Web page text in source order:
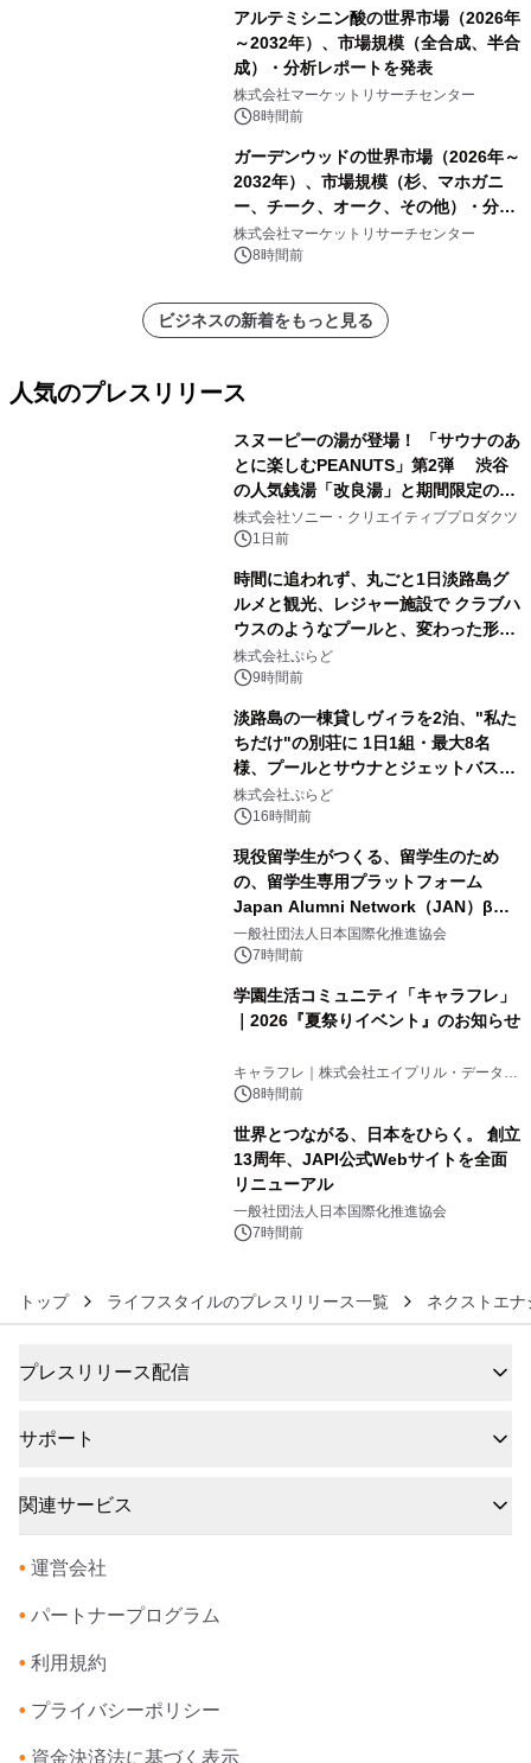
アルテミシニン酸の世界市場（2026年
～2032年）、市場規模（全合成、半合
成）・分析レポートを発表
株式会社マーケットリサーチセンター
8時間前
ガーデンウッドの世界市場（2026年～
2032年）、市場規模（杉、マホガニ
ー、チーク、オーク、その他）・分析
レポートを発表
株式会社マーケットリサーチセンター
8時間前
ビジネスの新着をもっと見る
人気のプレスリリース
スヌーピーの湯が登場！ 「サウナのあ
とに楽しむPEANUTS」第2弾 渋谷
の人気銭湯「改良湯」と期間限定のコ
ラボレーション サウナイキタイコラ
ボグッズも発売決定！
株式会社ソニー・クリエイティブプロダクツ
1日前
時間に追われず、丸ごと1日淡路島グ
ルメと観光、レジャー施設で クラブハ
ウスのようなプールと、変わった形の
サウナも 「THE BOXY AWAJI」のお
得な素泊まり連泊プランで
株式会社ぷらど
9時間前
淡路島の一棟貸しヴィラを2泊、"私た
ちだけ"の別荘に 1日1組・最大8名
様、プールとサウナとジェットバス付
きで Villa Mon Temps AWAJIの連泊
素泊りプラン
株式会社ぷらど
16時間前
現役留学生がつくる、留学生のため
の、留学生専用プラットフォーム
Japan Alumni Network（JAN）β版
をリリース
一般社団法人日本国際化推進協会
7時間前
学園生活コミュニティ「キャラフレ」
｜2026『夏祭りイベント』のお知らせ
キャラフレ｜株式会社エイプリル・データ・
デザインズ
8時間前
世界とつながる、日本をひらく。 創立
13周年、JAPI公式Webサイトを全面
リニューアル
一般社団法人日本国際化推進協会
7時間前
トップ ライフスタイルのプレスリリース一覧 ネクストエ
プレスリリース配信
サポート
関連サービス
• 運営会社
• パートナープログラム
• 利用規約
• プライバシーポリシー
• 資金決済法に基づく表示